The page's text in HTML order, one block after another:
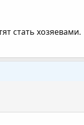
стать хозяевами.